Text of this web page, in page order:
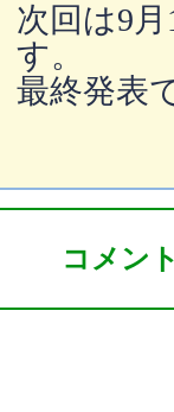
次回は9
す。
最終発表
コメン